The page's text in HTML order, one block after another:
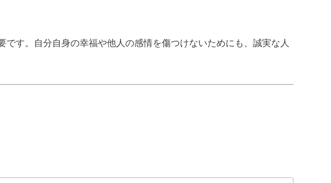
す。自分自身の幸福や他人の感情を傷つけないためにも、誠実な人